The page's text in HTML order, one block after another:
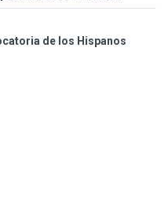
de los Hispanos